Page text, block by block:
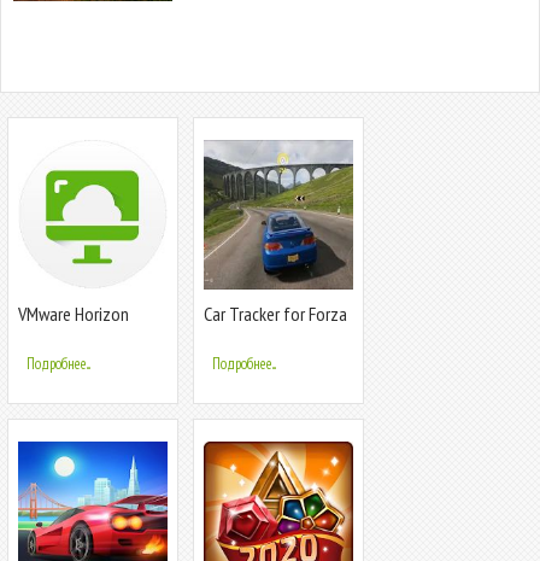
VMware Horizon
Подробнее...
Car Tracker for Forza
Подробнее...